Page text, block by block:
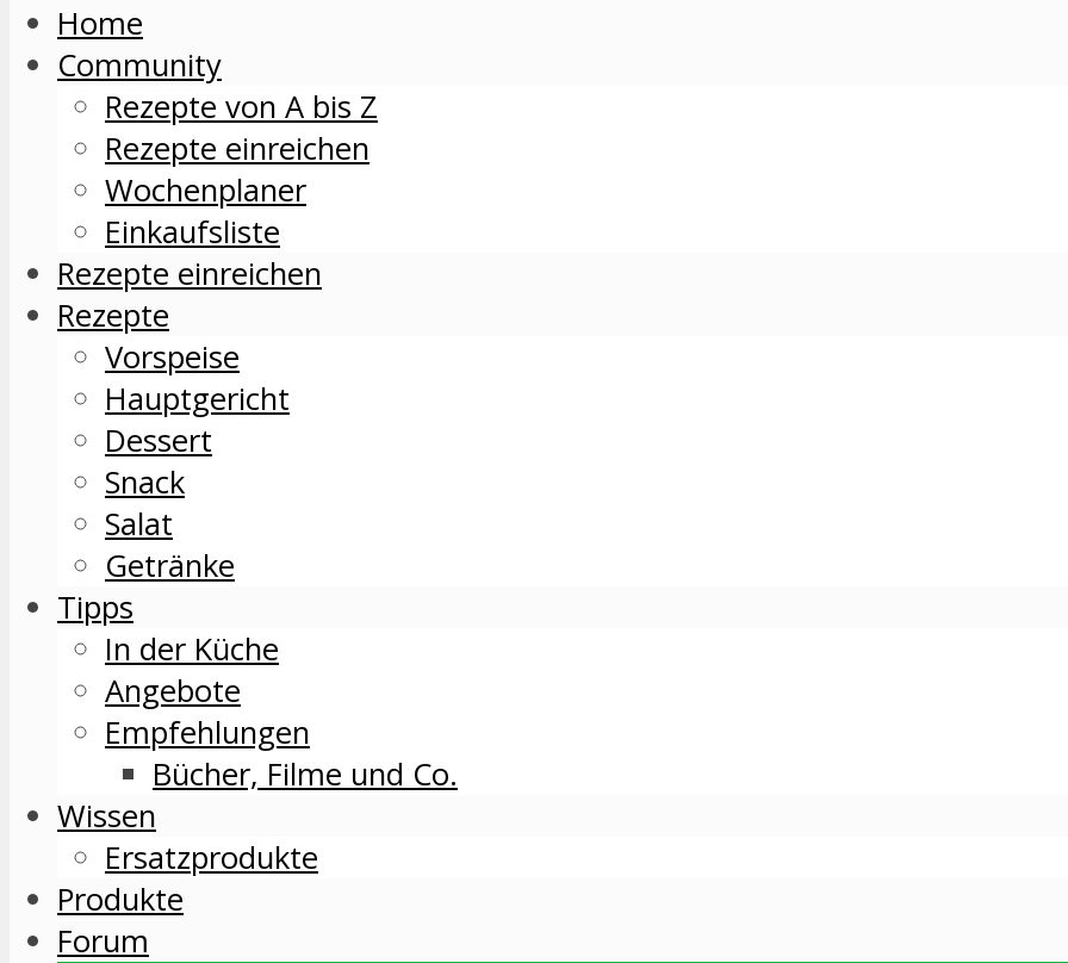
Home
Community
Rezepte von A bis Z
Rezepte einreichen
Wochenplaner
Einkaufsliste
Rezepte einreichen
Rezepte
Vorspeise
Hauptgericht
Dessert
Snack
Salat
Getränke
Tipps
In der Küche
Angebote
Empfehlungen
Bücher, Filme und Co.
Wissen
Ersatzprodukte
Produkte
Forum